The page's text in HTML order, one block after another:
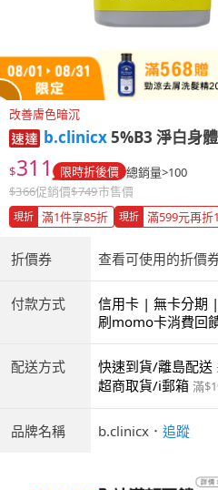
改善膚色暗沉
b.clinicx5%B3 淨白身
$311 限時折後價 總銷量>100
$366促銷價$749市售價
現折 滿1件享85折 現折 滿599元再折
折價券 查看可使用的折價
付款方式
信用卡 | 無卡分期
商付款 | ATM | 銀
刷momo卡消費回
配送方式 快速到貨/離島配送
超商取貨/i郵箱 滿
品牌名稱 b.clinicx ． 追蹤